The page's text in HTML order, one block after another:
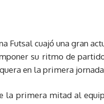
Futsal cuajó una gran
su ritmo de
en la primera
la primera mitad al